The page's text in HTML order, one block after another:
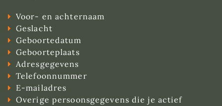
Voor- en achternaam
Geslacht
Geboortedatum
Geboorteplaats
Adresgegevens
Telefoonnummer
E-mailadres
Overige persoonsgegevens die je actief